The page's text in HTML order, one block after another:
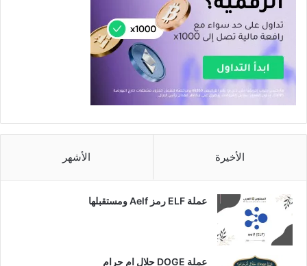
الأخيرة الأشهر
عملة ELF رمز Aelf ومستقبلها
عملة DOGE حلال ام حرام